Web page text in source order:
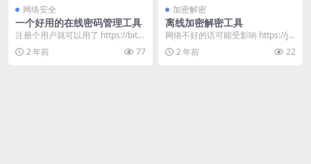
网络安全
一个好用的在线密码管理工具
注册个用户就可以用了 https://bitw
arden.bye123.com/
2 年前 77
加密解密
离线加密解密工具
网络不好的话可能受影响 https://jia
jiemi.panpan.org/
2 年前 22